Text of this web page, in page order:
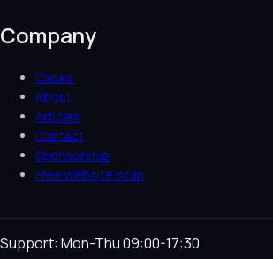
Company
Cases
About
Articles
Contact
Sponsorship
Free website scan
Support: Mon-Thu 09:00-17:30